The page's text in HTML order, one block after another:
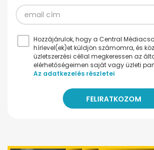
Hozzájárulok, hogy a Central
hírlevel(ek)et küldjön számomra, és
üzletszerzési céllal megkeressen az
elérhetőségeimen saját vagy üzleti
Az adatkezelés részletei